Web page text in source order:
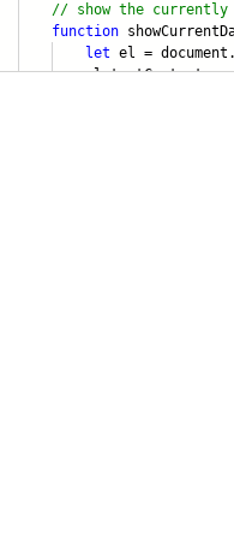
// show the currently
function
let el =
el.textContent =